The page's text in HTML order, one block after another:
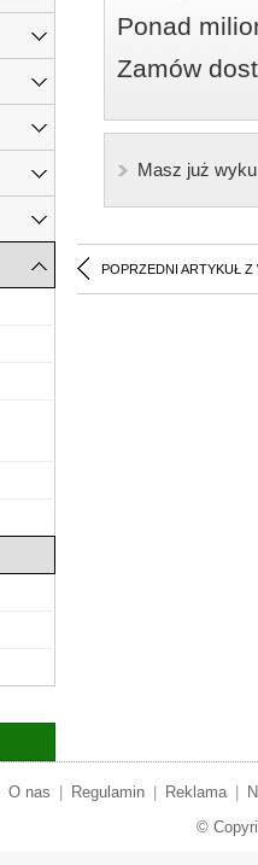
Ponad
Zamów
Masz już
POPRZEDNI ARTYKUŁ Z
O nas Regulamin Reklama
©